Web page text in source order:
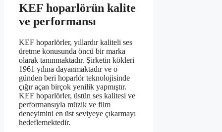
KEF hoparlörün kalite
ve performansı
KEF hoparlörler, yıllardır kaliteli ses
üretme konusunda öncü bir marka
olarak tanınmaktadır. Şirketin kökleri
1961 yılına dayanmaktadır ve o
günden beri hoparlör teknolojisinde
çığır açan birçok yenilik yapmıştır.
KEF hoparlörler, üstün ses kalitesi ve
performansıyla müzik ve film
deneyimini en üst seviyeye çıkarmayı
hedeflemektedir.